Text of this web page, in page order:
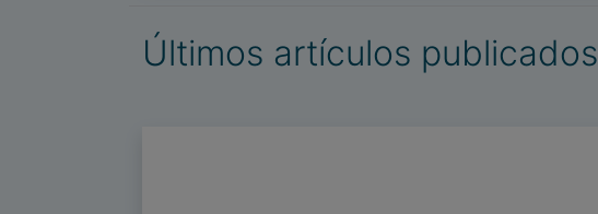
Últimos artículos publicados